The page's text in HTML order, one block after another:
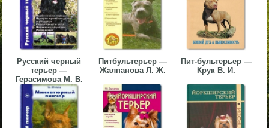
Русский черный
терьер —
Герасимова М. В.
Питбультерьер —
Жалпанова Л. Ж.
Пит-бультерьер —
Крук В. И.
▼